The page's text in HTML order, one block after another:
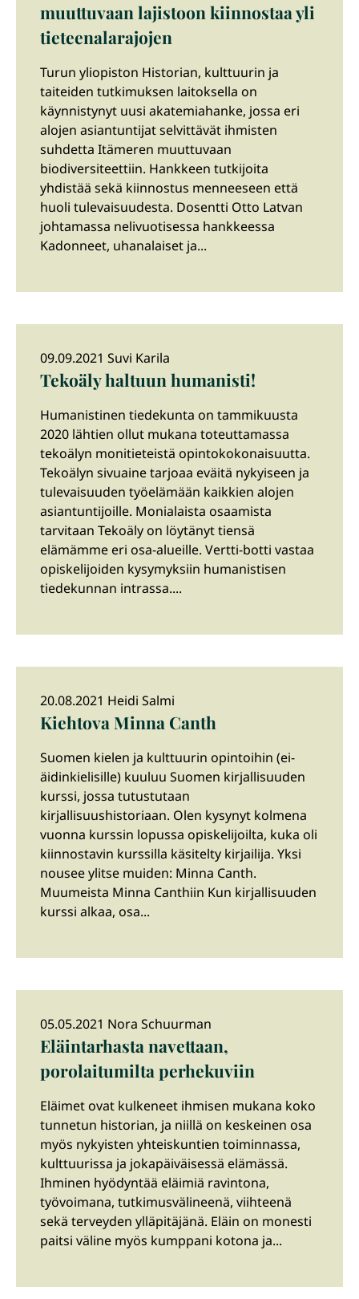
muuttuvaan lajistoon kiinnostaa yli
tieteenalarajojen
Turun yliopiston Historian, kulttuurin ja
taiteiden tutkimuksen laitoksella on
käynnistynyt uusi akatemiahanke, jossa eri
alojen asiantuntijat selvittävät ihmisten
suhdetta Itämeren muuttuvaan
biodiversiteettiin. Hankkeen tutkijoita
yhdistää sekä kiinnostus menneeseen että
huoli tulevaisuudesta. Dosentti Otto Latvan
johtamassa nelivuotisessa hankkeessa
Kadonneet, uhanalaiset ja...
09.09.2021 Suvi Karila
Tekoäly haltuun humanisti!
Humanistinen tiedekunta on tammikuusta
2020 lähtien ollut mukana toteuttamassa
tekoälyn monitieteistä opintokokonaisuutta.
Tekoälyn sivuaine tarjoaa eväitä nykyiseen ja
tulevaisuuden työelämään kaikkien alojen
asiantuntijoille. Monialaista osaamista
tarvitaan Tekoäly on löytänyt tiensä
elämämme eri osa-alueille. Vertti-botti vastaa
opiskelijoiden kysymyksiin humanistisen
tiedekunnan intrassa....
20.08.2021 Heidi Salmi
Kiehtova Minna Canth
Suomen kielen ja kulttuurin opintoihin (ei-
äidinkielisille) kuuluu Suomen kirjallisuuden
kurssi, jossa tutustutaan
kirjallisuushistoriaan. Olen kysynyt kolmena
vuonna kurssin lopussa opiskelijoilta, kuka oli
kiinnostavin kurssilla käsitelty kirjailija. Yksi
nousee ylitse muiden: Minna Canth.
Muumeista Minna Canthiin Kun kirjallisuuden
kurssi alkaa, osa...
05.05.2021 Nora Schuurman
Eläintarhasta navettaan,
porolaitumilta perhekuviin
Eläimet ovat kulkeneet ihmisen mukana koko
tunnetun historian, ja niillä on keskeinen osa
myös nykyisten yhteiskuntien toiminnassa,
kulttuurissa ja jokapäiväisessä elämässä.
Ihminen hyödyntää eläimiä ravintona,
työvoimana, tutkimusvälineenä, viihteenä
sekä terveyden ylläpitäjänä. Eläin on monesti
paitsi väline myös kumppani kotona ja...